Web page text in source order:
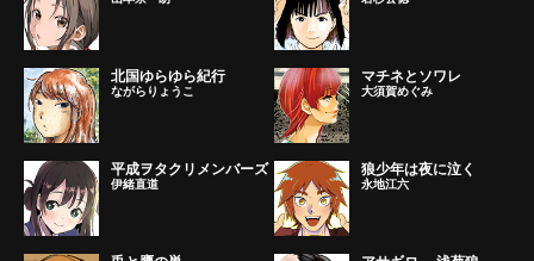
北国ゆらゆら紀行
ながらりょうこ
マチネとソワレ
大須賀めぐみ
平成ヲタクリメンバーズ
伊緒直道
狼少年は夜に泣く
永地江六